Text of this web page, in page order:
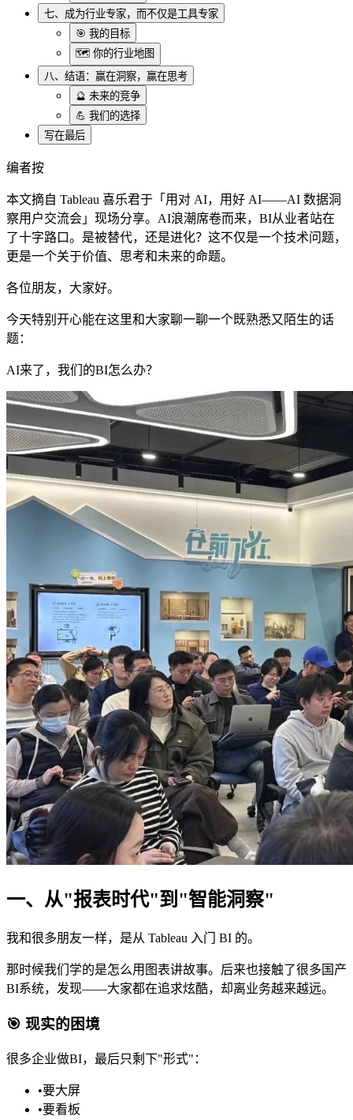
七、成为行业专家，而不仅是工具专家
🎯 我的目标
🗺️ 你的行业地图
八、结语：赢在洞察，赢在思考
🔮 未来的竞争
💪 我们的选择
写在最后
编者按
本文摘自 Tableau 喜乐君于「用对 AI，用好 AI——AI 数据洞
察用户交流会」现场分享。AI浪潮席卷而来，BI从业者站在
了十字路口。是被替代，还是进化？这不仅是一个技术问题，
更是一个关于价值、思考和未来的命题。
各位朋友，大家好。
今天特别开心能在这里和大家聊一聊一个既熟悉又陌生的话
题：
AI来了，我们的BI怎么办？
一、从"报表时代"到"智能洞察"
我和很多朋友一样，是从 Tableau 入门 BI 的。
那时候我们学的是怎么用图表讲故事。后来也接触了很多国产
BI系统，发现——大家都在追求炫酷，却离业务越来越远。
🎯 现实的困境
很多企业做BI，最后只剩下"形式"：
•要大屏
•要看板